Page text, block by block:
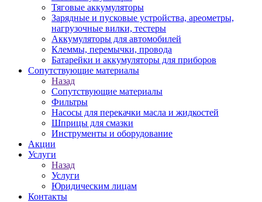
Тяговые аккумуляторы
Зарядные и пусковые устройства, ареометры,
нагрузочные вилки, тестеры
Аккумуляторы для автомобилей
Клеммы, перемычки, провода
Батарейки и аккумуляторы для приборов
Сопутствующие материалы
Назад
Сопутствующие материалы
Фильтры
Насосы для перекачки масла и жидкостей
Шприцы для смазки
Инструменты и оборудование
Акции
Услуги
Назад
Услуги
Юридическим лицам
Контакты